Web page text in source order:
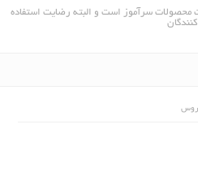
محصولات سرآموز است و البته رضایت استفاده
کنندگان